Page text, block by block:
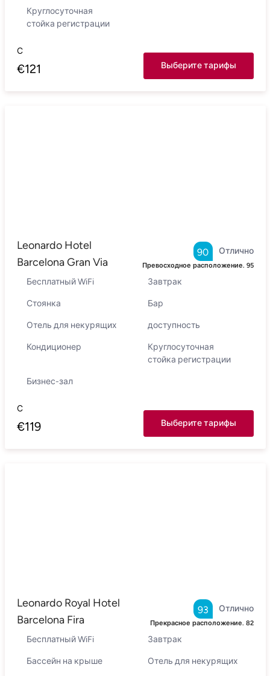
Круглосуточная
стойка регистрации
С
€121 Выберите тарифы
Leonardo Hotel
Barcelona Gran Via
Отлично
90
Превосходное расположение. 95
Бесплатный WiFi Завтрак
Стоянка Бар
Отель для некурящих доступность
Кондиционер
Круглосуточная
стойка регистрации
Бизнес-зал
С
€119 Выберите тарифы
Leonardo Royal Hotel
Barcelona Fira
Отлично
93
Прекрасное расположение. 82
Бесплатный WiFi Завтрак
Бассейн на крыше Отель для некурящих